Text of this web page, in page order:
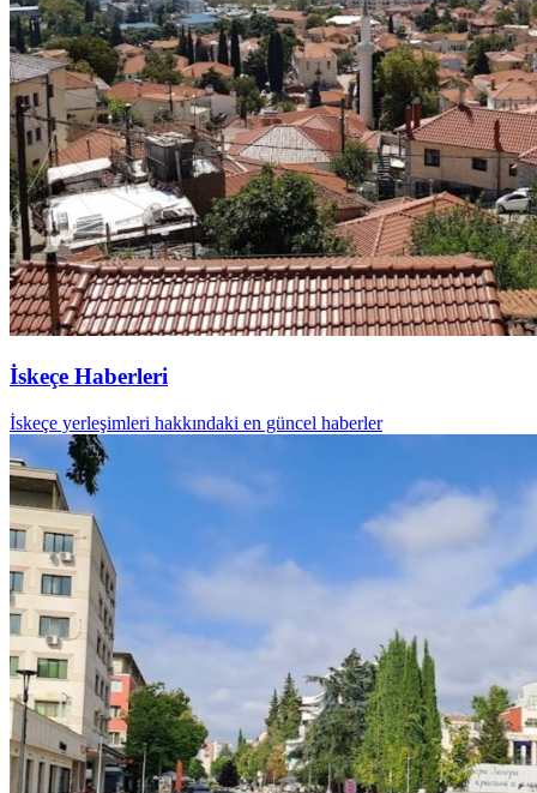
İskeçe Haberleri
İskeçe yerleşimleri hakkındaki en güncel haberler